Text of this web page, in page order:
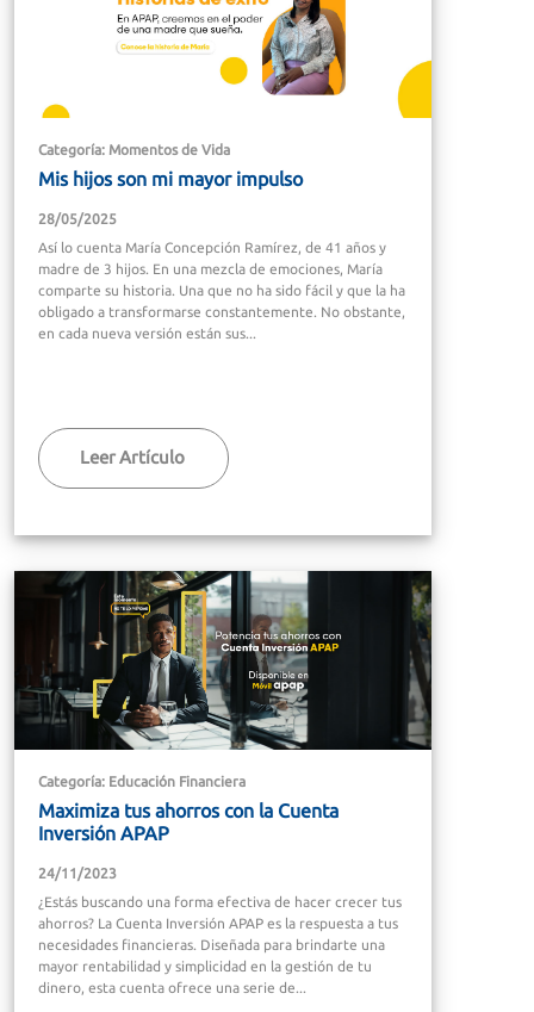
Categoría: Momentos de Vida
Mis hijos son mi mayor impulso
28/05/2025
Así lo cuenta María Concepción Ramírez, de 41 años y
madre de 3 hijos. En una mezcla de emociones, María
comparte su historia. Una que no ha sido fácil y que la ha
obligado a transformarse constantemente. No obstante,
en cada nueva versión están sus...
Leer Artículo
Categoría: Educación Financiera
Maximiza tus ahorros con la Cuenta
Inversión APAP
24/11/2023
¿Estás buscando una forma efectiva de hacer crecer tus
ahorros? La Cuenta Inversión APAP es la respuesta a tus
necesidades financieras. Diseñada para brindarte una
mayor rentabilidad y simplicidad en la gestión de tu
dinero, esta cuenta ofrece una serie de...